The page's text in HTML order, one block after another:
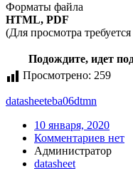
Форматы файла
HTML, PDF
(Для просмотра
Подождите, идет
Просмотрено: 259
datasheeteba06dtmn
10 января, 2020
Комментариев нет
Администратор
datasheet